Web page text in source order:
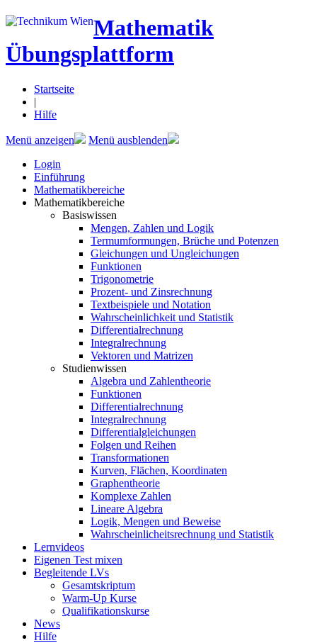
Mathematik
Übungsplattform
Startseite
|
Hilfe
Menü anzeigen
Menü ausblenden
Login
Einführung
Mathematikbereiche
Mathematikbereiche
Basiswissen
Mengen, Zahlen und Logik
Termumformungen, Brüche und Potenzen
Gleichungen und Ungleichungen
Funktionen
Trigonometrie
Prozent- und Zinsrechnung
Textbeispiele und Notation
Wahrscheinlichkeit und Statistik
Differentialrechnung
Integralrechnung
Vektoren und Matrizen
Studienwissen
Algebra und Zahlentheorie
Funktionen
Differentialrechnung
Integralrechnung
Differentialgleichungen
Folgen und Reihen
Transformationen
Kurven, Flächen, Koordinaten
Graphentheorie
Komplexe Zahlen
Lineare Algebra
Logik, Mengen und Beweise
Wahrscheinlicheitsrechnung und Statistik
Lernvideos
Eigenen Test mixen
Begleitende LVs
Gesamtskriptum
Warm-Up Kurse
Qualifikationskurse
News
Hilfe